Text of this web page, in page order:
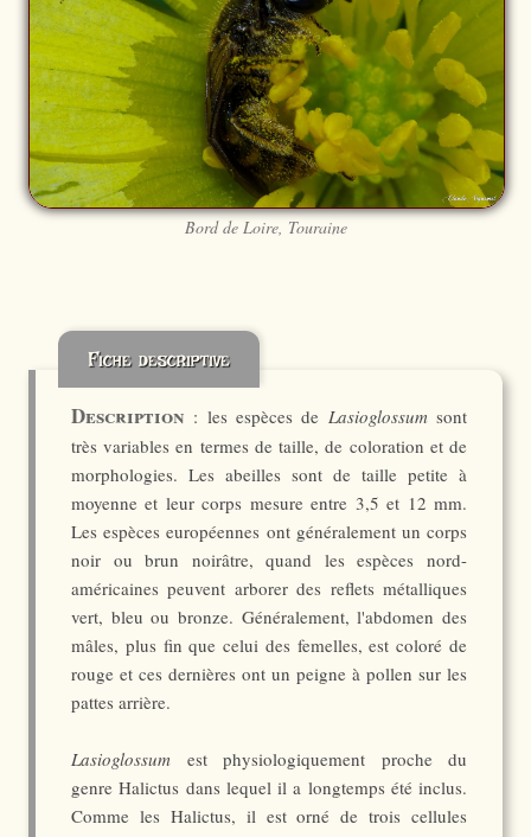
Bord de Loire, Touraine
Fiche descriptive
Description : les espèces de Lasioglossumsont
très variables en termes de taille, de coloration et de
morphologies. Les abeilles sont de taille petite à
moyenne et leur corps mesure entre 3,5 et 12 mm.
Les espèces européennes ont généralement un corps
noir ou brun noirâtre, quand les espèces nord-
américaines peuvent arborer des reflets métalliques
vert, bleu ou bronze. Généralement, l'abdomen des
mâles, plus fin que celui des femelles, est coloré de
rouge et ces dernières ont un peigne à pollen sur les
pattes arrière.
Lasioglossum est physiologiquement proche du
genre Halictus dans lequel il a longtemps été inclus.
Comme les Halictus, il est orné de trois cellules